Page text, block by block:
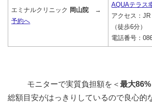
エミナルクリニック 岡山院 →
予約へ
AQUAテラス
アクセス：
（徒歩6分）
電話番号：
モニターで実質負担額を＜ 最大86%
総額目安がはっきりしているので良心的